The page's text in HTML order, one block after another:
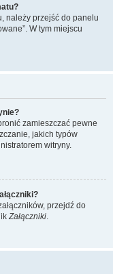
należy przejść do panelu
W tym miejscu
zamieszczać pewne
jakich typów
witryny.
przejdź do
Załączniki.